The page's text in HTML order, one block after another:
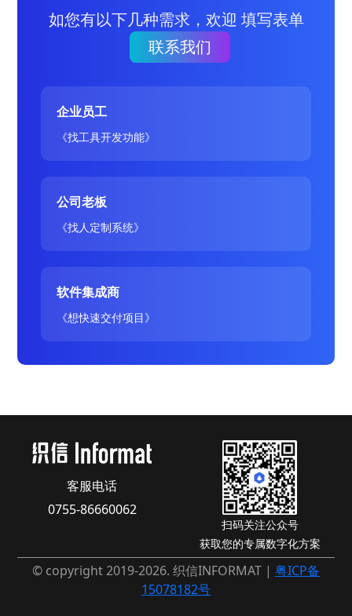
如您有以下几种需求，欢迎 填写表单
联系我们
企业员工
《找工具开发功能》
公司老板
《找人定制系统》
软件集成商
《想快速交付项目》
客服电话
0755-86660062
扫码关注公众号
获取您的专属数字化方案
© copyright 2019-2026. 织信INFORMAT | 粤ICP备
15078182号